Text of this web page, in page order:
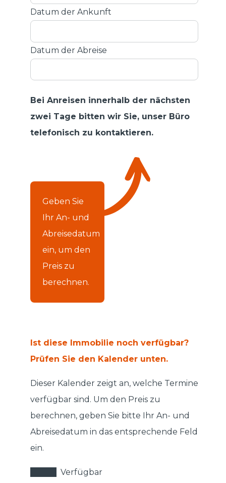
Datum der Ankunft
Datum der Abreise
Bei Anreisen innerhalb der nächsten
zwei Tage bitten wir Sie, unser Büro
telefonisch zu kontaktieren.
Geben Sie
Ihr An- und
Abreisedatum
ein, um den
Preis zu
berechnen.
Ist diese Immobilie noch verfügbar?
Prüfen Sie den Kalender unten.
Dieser Kalender zeigt an, welche Termine
verfügbar sind. Um den Preis zu
berechnen, geben Sie bitte Ihr An- und
Abreisedatum in das entsprechende Feld
ein.
Verfügbar